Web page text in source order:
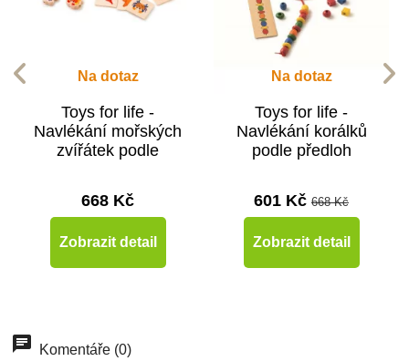
Na dotaz
Toys for life -
Navlékání mořských
zvířátek podle
668 Kč
Zobrazit detail
Na dotaz
Toys for life -
Navlékání korálků
podle předloh
601 Kč 668 Kč
Zobrazit detail
Komentáře (0)